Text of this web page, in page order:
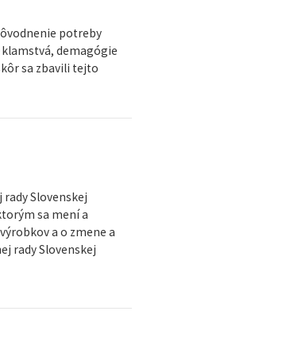
potreby
klamstvá, demagógie
sa zbavili tejto
Slovenskej
sa mení a
a o zmene a
rady Slovenskej